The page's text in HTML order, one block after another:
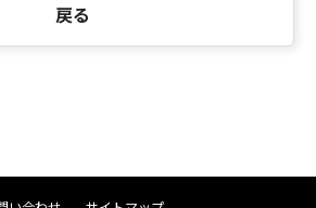
Sierra (v10.12)を追加しま
戻る